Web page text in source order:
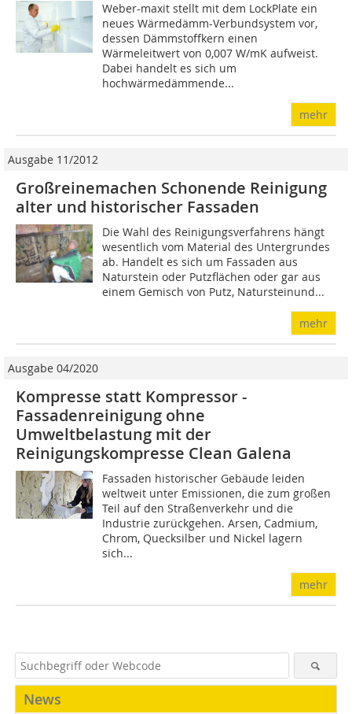
Weber-maxit stellt mit dem LockPlate ein
neues Wärmedämm-Verbundsystem vor,
dessen Dämmstoffkern einen
Wärmeleitwert von 0,007 W/mK aufweist.
Dabei handelt es sich um
hochwärmedämmende...
mehr
Ausgabe 11/2012
Großreinemachen Schonende Reinigung
alter und historischer Fassaden
Die Wahl des Reinigungsverfahrens hängt
wesentlich vom Material des Untergrundes
ab. Handelt es sich um Fassaden aus
Naturstein oder Putzflächen oder gar aus
einem Gemisch von Putz, Natursteinund...
mehr
Ausgabe 04/2020
Kompresse statt Kompressor -
Fassadenreinigung ohne
Umweltbelastung mit der
Reinigungskompresse Clean Galena
Fassaden historischer Gebäude leiden
weltweit unter Emissionen, die zum großen
Teil auf den Straßenverkehr und die
Industrie zurückgehen. Arsen, Cadmium,
Chrom, Quecksilber und Nickel lagern
sich...
mehr
News